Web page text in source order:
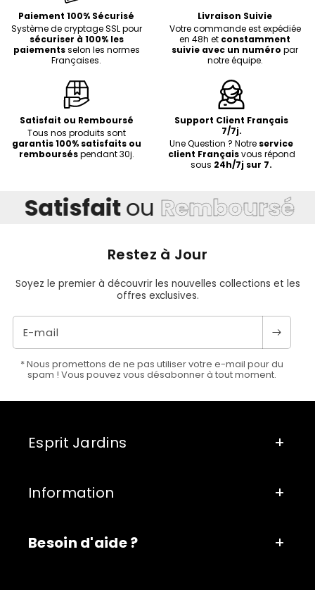
Paiement 100% Sécurisé
Système de cryptage SSL pour
sécuriser à 100% les
paiementsselon les normes
Françaises.
Livraison Suivie
Votre commande est expédiée
en 48h et constamment
suivie avec un numéropar
notre équipe.
Satisfait ou Remboursé
Tous nos produits sont
garantis 100% satisfaits ou
rembourséspendant 30j.
Support Client Français
7/7j.
Une Question ? Notre service
client Françaisvous répond
sous 24h/7j sur 7.
ouRemboursé
Restez à Jour
Soyez le premier à découvrir les nouvelles collections et les
offres exclusives.
E-mail
* Nous promettons de ne pas utiliser votre e-mail pour du
spam ! Vous pouvez vous désabonner à tout moment.
Esprit Jardins
Information
Besoin d'aide ?